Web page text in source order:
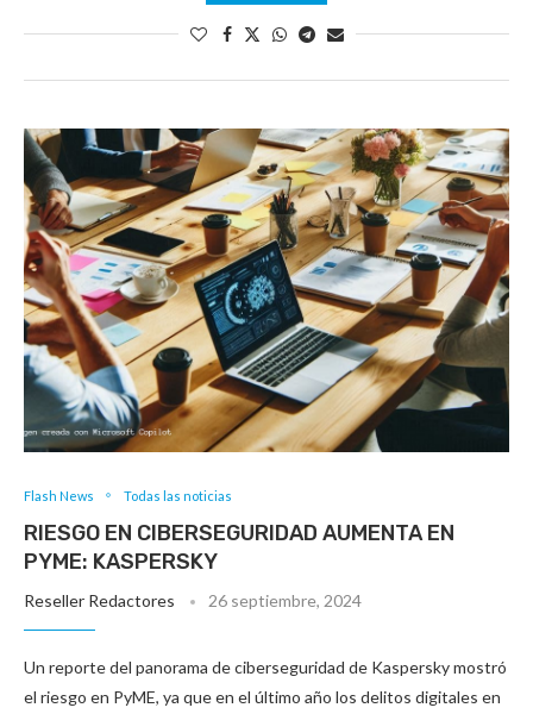
Flash News Todas las noticias
RIESGO EN CIBERSEGURIDAD AUMENTA EN
PYME: KASPERSKY
Reseller Redactores 26 septiembre, 2024
Un reporte del panorama de ciberseguridad de Kaspersky mostró
el riesgo en PyME, ya que en el último año los delitos digitales en